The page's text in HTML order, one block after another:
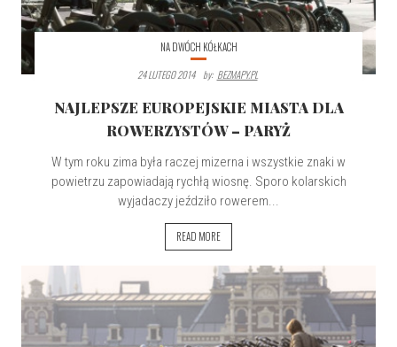
NA DWÓCH KÓŁKACH
24 LUTEGO 2014
By: BEZMAPY.PL
NAJLEPSZE EUROPEJSKIE MIASTA DLA
ROWERZYSTÓW – PARYŻ
W tym roku zima była raczej mizerna i wszystkie znaki w
powietrzu zapowiadają rychłą wiosnę. Sporo kolarskich
wyjadaczy jeździło rowerem...
READ MORE